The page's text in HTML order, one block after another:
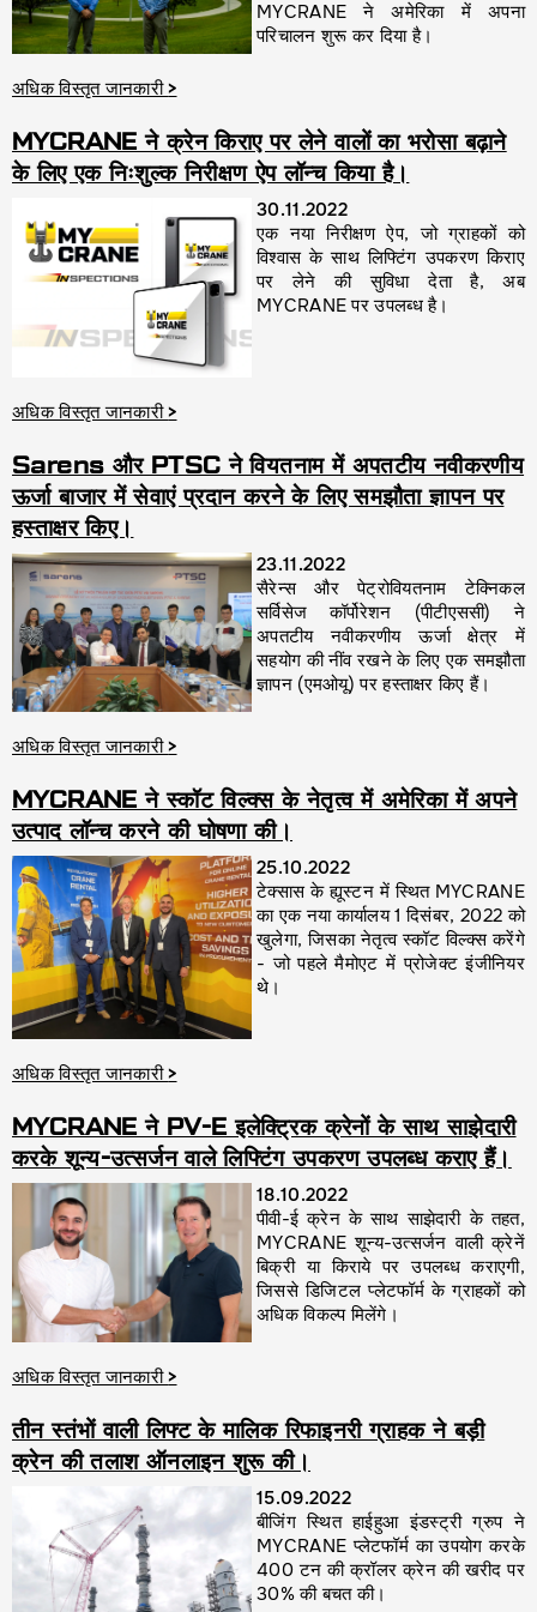
अधिक विस्तृत जानकारी>
MYCRANE ने अमेरिका में अपना
परिचालन शुरू कर दिया है।
MYCRANE ने क्रेन किराए पर लेने वालों का भरोसा बढ़ाने
के लिए एक निःशुल्क निरीक्षण ऐप लॉन्च किया है।
अधिक विस्तृत जानकारी>
30.11.2022
एक नया निरीक्षण ऐप, जो ग्राहकों को
विश्वास के साथ लिफ्टिंग उपकरण किराए
पर लेने की सुविधा देता है, अब
MYCRANE पर उपलब्ध है।
Sarens और PTSC ने वियतनाम में अपतटीय नवीकरणीय
ऊर्जा बाजार में सेवाएं प्रदान करने के लिए समझौता ज्ञापन पर
हस्ताक्षर किए।
अधिक विस्तृत जानकारी>
23.11.2022
सैरेन्स और पेट्रोवियतनाम टेक्निकल
सर्विसेज कॉर्पोरेशन (पीटीएससी) ने
अपतटीय नवीकरणीय ऊर्जा क्षेत्र में
सहयोग की नींव रखने के लिए एक समझौता
ज्ञापन (एमओयू) पर हस्ताक्षर किए हैं।
MYCRANE ने स्कॉट विल्क्स के नेतृत्व में अमेरिका में अपने
उत्पाद लॉन्च करने की घोषणा की।
अधिक विस्तृत जानकारी>
25.10.2022
टेक्सास के ह्यूस्टन में स्थित MYCRANE
का एक नया कार्यालय 1 दिसंबर, 2022 को
खुलेगा, जिसका नेतृत्व स्कॉट विल्क्स करेंगे
- जो पहले मैमोएट में प्रोजेक्ट इंजीनियर
थे।
MYCRANE ने PV-E इलेक्ट्रिक क्रेनों के साथ साझेदारी
करके शून्य-उत्सर्जन वाले लिफ्टिंग उपकरण उपलब्ध कराए हैं।
अधिक विस्तृत जानकारी>
18.10.2022
पीवी-ई क्रेन के साथ साझेदारी के तहत,
MYCRANE शून्य-उत्सर्जन वाली क्रेनें
बिक्री या किराये पर उपलब्ध कराएगी,
जिससे डिजिटल प्लेटफॉर्म के ग्राहकों को
अधिक विकल्प मिलेंगे।
तीन स्तंभों वाली लिफ्ट के मालिक रिफाइनरी ग्राहक ने बड़ी
क्रेन की तलाश ऑनलाइन शुरू की।
15.09.2022
बीजिंग स्थित हाईहुआ इंडस्ट्री ग्रुप ने
MYCRANE प्लेटफॉर्म का उपयोग करके
400 टन की क्रॉलर क्रेन की खरीद पर
30% की बचत की।